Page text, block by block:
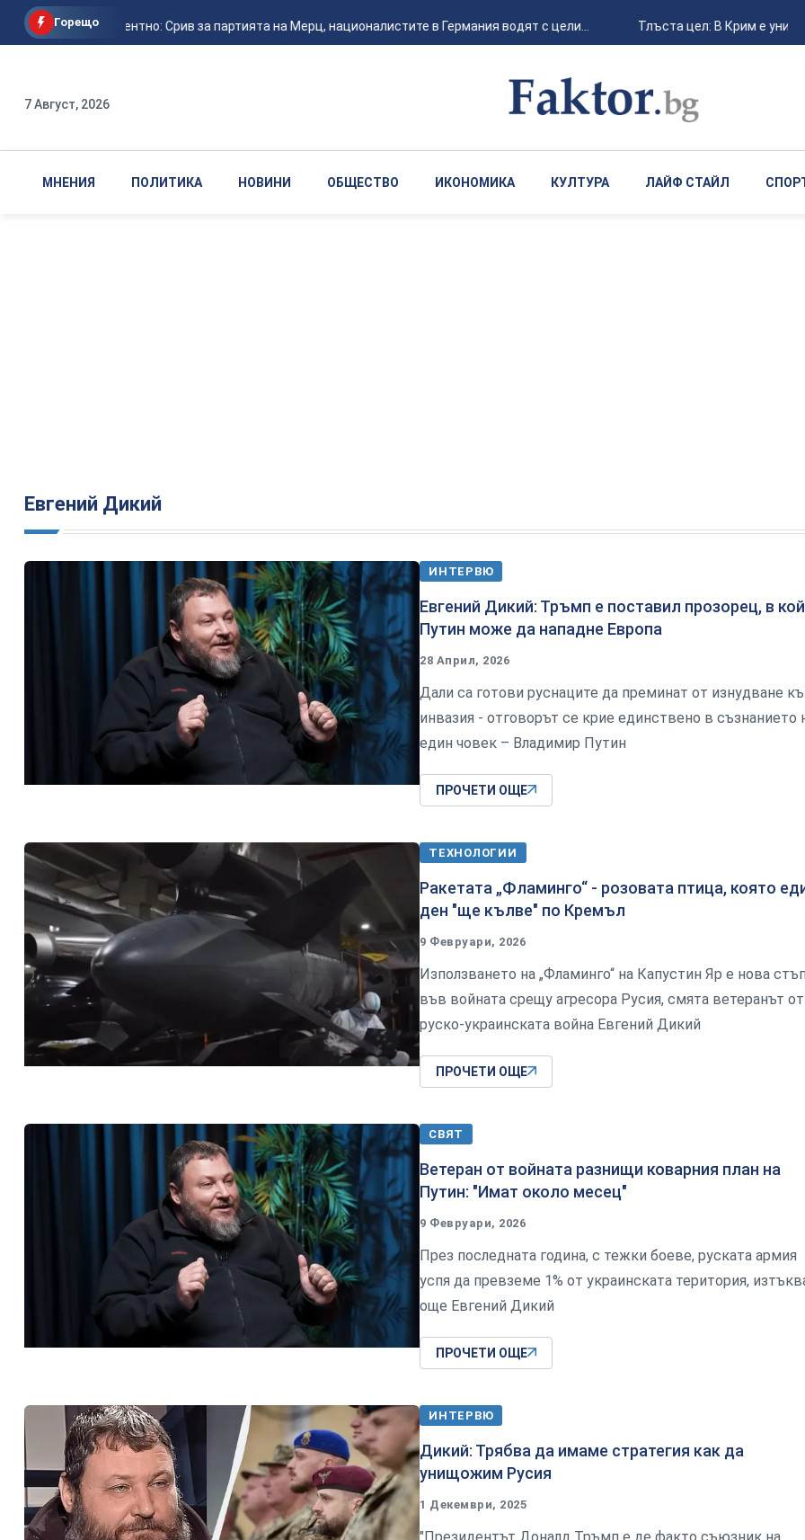
Горещо
Безпрецедентно: Срив за партията на Мерц, националистите в Германия водят с цели... Тлъста цел: В Крим е
7 Август, 2026
МНЕНИЯ ПОЛИТИКА НОВИНИ ОБЩЕСТВО ИКОНОМИКА КУЛТУРА ЛАЙФ СТАЙЛ
Евгений Дикий
ИНТЕРВЮ
Евгений Дикий: Тръмп е поставил прозорец, в
Путин може да нападне Европа
28 Април, 2026
Дали са готови руснаците да преминат от изнудване
инвазия - отговорът се крие единствено в съзнанието
един човек – Владимир Путин
ПРОЧЕТИ ОЩЕ
ТЕХНОЛОГИИ
Ракетата „Фламинго“ - розовата птица, която
ден "ще кълве" по Кремъл
9 Февруари, 2026
Използването на „Фламинго“ на Капустин Яр е нова
във войната срещу агресора Русия, смята ветеранът от
руско-украинската война Евгений Дикий
ПРОЧЕТИ ОЩЕ
СВЯТ
Ветеран от войната разнищи коварния план на
Путин: "Имат около месец"
9 Февруари, 2026
През последната година, с тежки боеве, руската армия
успя да превземе 1% от украинската територия,
още Евгений Дикий
ПРОЧЕТИ ОЩЕ
ИНТЕРВЮ
Дикий: Трябва да имаме стратегия как да
унищожим Русия
1 Декември, 2025
"Президентът Доналд Тръмп е де факто съюзник на